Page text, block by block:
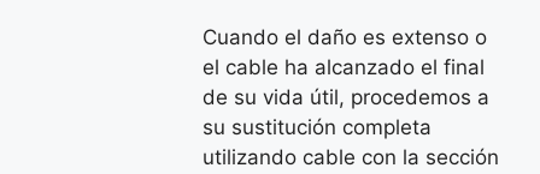
Cuando el daño es extenso o
el cable ha alcanzado el final
de su vida útil, procedemos a
su sustitución completa
utilizando cable con la sección